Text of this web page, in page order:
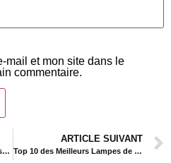
mail et mon site dans le
commentaire.
Comment bien choisir son coussin de lecture ?
ARTICLE SUIVANT
Top 10 des Meilleurs Lampes de lecture en 2024